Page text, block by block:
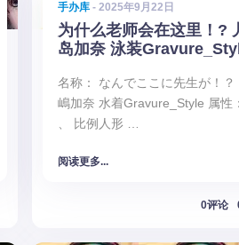
手办库 - 2025年9月22日
为什么老师会在这里！?
岛加奈 泳装
名称： なんでここに先生が！？
嶋加奈 水着Gravure_Style 属性
、 比例人形 …
阅读更多...
0评论